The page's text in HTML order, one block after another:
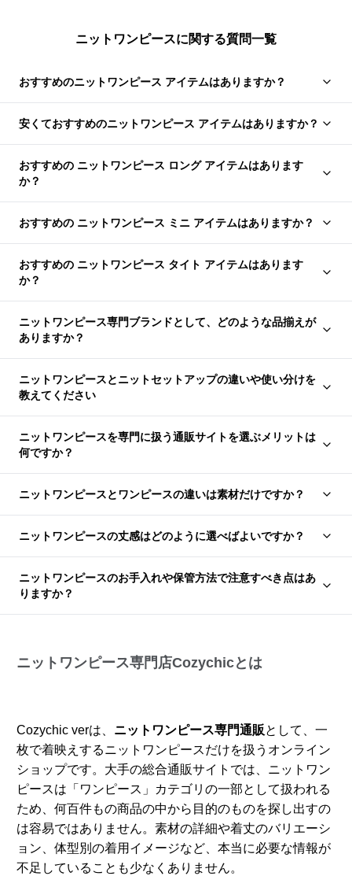
ニットワンピースに関する質問一覧
おすすめのニットワンピース アイテムはありますか？
安くておすすめのニットワンピース アイテムはありますか？
おすすめの ニットワンピース ロング アイテムはあります
か？
おすすめの ニットワンピース ミニ アイテムはありますか？
おすすめの ニットワンピース タイト アイテムはあります
か？
ニットワンピース専門ブランドとして、どのような品揃えが
ありますか？
ニットワンピースとニットセットアップの違いや使い分けを
教えてください
ニットワンピースを専門に扱う通販サイトを選ぶメリットは
何ですか？
ニットワンピースとワンピースの違いは素材だけですか？
ニットワンピースの丈感はどのように選べばよいですか？
ニットワンピースのお手入れや保管方法で注意すべき点はあ
りますか？
ニットワンピース専門店Cozychicとは
Cozychic verは、 ニットワンピース専門通販として、一
枚で着映えするニットワンピースだけを扱うオンライン
ショップです。大手の総合通販サイトでは、ニットワン
ピースは「ワンピース」カテゴリの一部として扱われる
ため、何百件もの商品の中から目的のものを探し出すの
は容易ではありません。素材の詳細や着丈のバリエーシ
ョン、体型別の着用イメージなど、本当に必要な情報が
不足していることも少なくありません。